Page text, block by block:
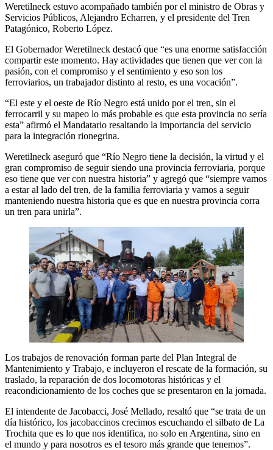
Weretilneck estuvo acompañado también por el ministro de Obras y
Servicios Públicos, Alejandro Echarren, y el presidente del Tren
Patagónico, Roberto López.
El Gobernador Weretilneck destacó que “es una enorme satisfacción
compartir este momento. Hay actividades que tienen que ver con la
pasión, con el compromiso y el sentimiento y eso son los
ferroviarios, un trabajador distinto al resto, es una vocación”.
“El este y el oeste de Río Negro está unido por el tren, sin el
ferrocarril y su mapeo lo más probable es que esta provincia no sería
esta” afirmó el Mandatario resaltando la importancia del servicio
para la integración rionegrina.
Weretilneck aseguró que “Río Negro tiene la decisión, la virtud y el
gran compromiso de seguir siendo una provincia ferroviaria, porque
eso tiene que ver con nuestra historia” y agregó que “siempre vamos
a estar al lado del tren, de la familia ferroviaria y vamos a seguir
manteniendo nuestra historia que es que en nuestra provincia corra
un tren para unirla”.
Los trabajos de renovación forman parte del Plan Integral de
Mantenimiento y Trabajo, e incluyeron el rescate de la formación, su
traslado, la reparación de dos locomotoras históricas y el
reacondicionamiento de los coches que se presentaron en la jornada.
El intendente de Jacobacci, José Mellado, resaltó que “se trata de un
día histórico, los jacobaccinos crecimos escuchando el silbato de La
Trochita que es lo que nos identifica, no solo en Argentina, sino en
el mundo y para nosotros es el tesoro más grande que tenemos”.